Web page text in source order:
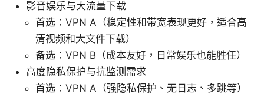
影音娱乐与大流量下载
首选：VPN A（稳定性和带宽表现更好，适合高
清视频和大文件下载）
备选：VPN B（成本友好，日常娱乐也能胜任）
高度隐私保护与抗监测需求
首选：VPN A（强隐私保护、无日志、多跳等）